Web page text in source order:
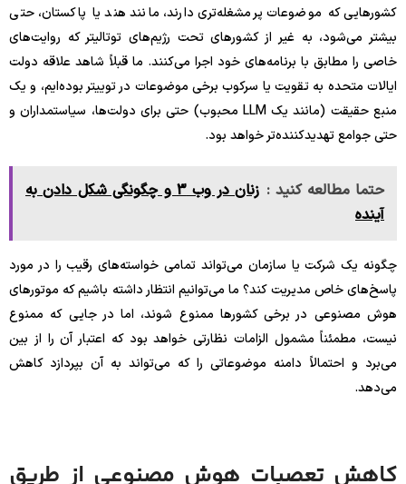
کشورهایی که موضوعات پرمشغله‌تری دارند، مانند هند یا پاکستان، حتی
بیشتر می‌شود، به غیر از کشورهای تحت رژیم‌های توتالیتر که روایت‌های
خاصی را مطابق با برنامه‌های خود اجرا می‌کنند. ما قبلاً شاهد علاقه دولت
ایالات متحده به تقویت یا سرکوب برخی موضوعات در توییتر بوده‌ایم، و یک
منبع حقیقت (مانند یک LLM محبوب) حتی برای دولت‌ها، سیاستمداران و
حتی جوامع تهدیدکننده‌تر خواهد بود.
حتما مطالعه کنید :
زنان در وب 3 و چگونگی شکل دادن به
آینده
چگونه یک شرکت یا سازمان می‌تواند تمامی خواسته‌های رقیب را در مورد
پاسخ‌های خاص مدیریت کند؟ ما می‌توانیم انتظار داشته باشیم که موتورهای
هوش مصنوعی در برخی کشورها ممنوع شوند، اما در جایی که ممنوع
نیست، مطمئناً مشمول الزامات نظارتی خواهد بود که اعتبار آن را از بین
می‌برد و احتمالاً دامنه موضوعاتی را که می‌تواند به آن بپردازد کاهش
می‌دهد.
کاهش تعصبات هوش مصنوعی از طریق